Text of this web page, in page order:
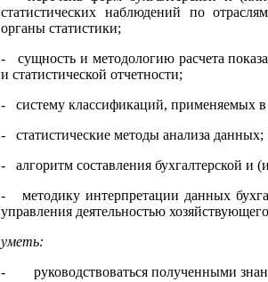
статистических наблюдений по
органы статистики;
- сущность и методологию расчета
и статистической отчетности;
- систему классификаций, применяемых в
- статистические методы анализа данных;
- алгоритм составления бухгалтерской и
- методику интерпретации данных
управления деятельностью
уметь:
- руководствоваться полученными